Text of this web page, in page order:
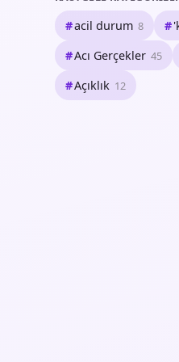
acil durum 8
Acı Gerçekler 45
Açıklık 12